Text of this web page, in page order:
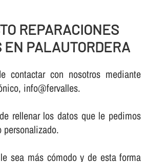
REPARACIONES
EN PALAUTORDERA
contactar con nosotros mediante
info@fervalles.
rellenar los datos que le pedimos
sea más cómodo y de esta forma